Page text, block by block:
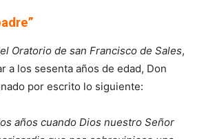
Oratorio de san Francisco de Sales,
a los sesenta años de edad, Don
por escrito lo siguiente:
años cuando Dios nuestro Señor